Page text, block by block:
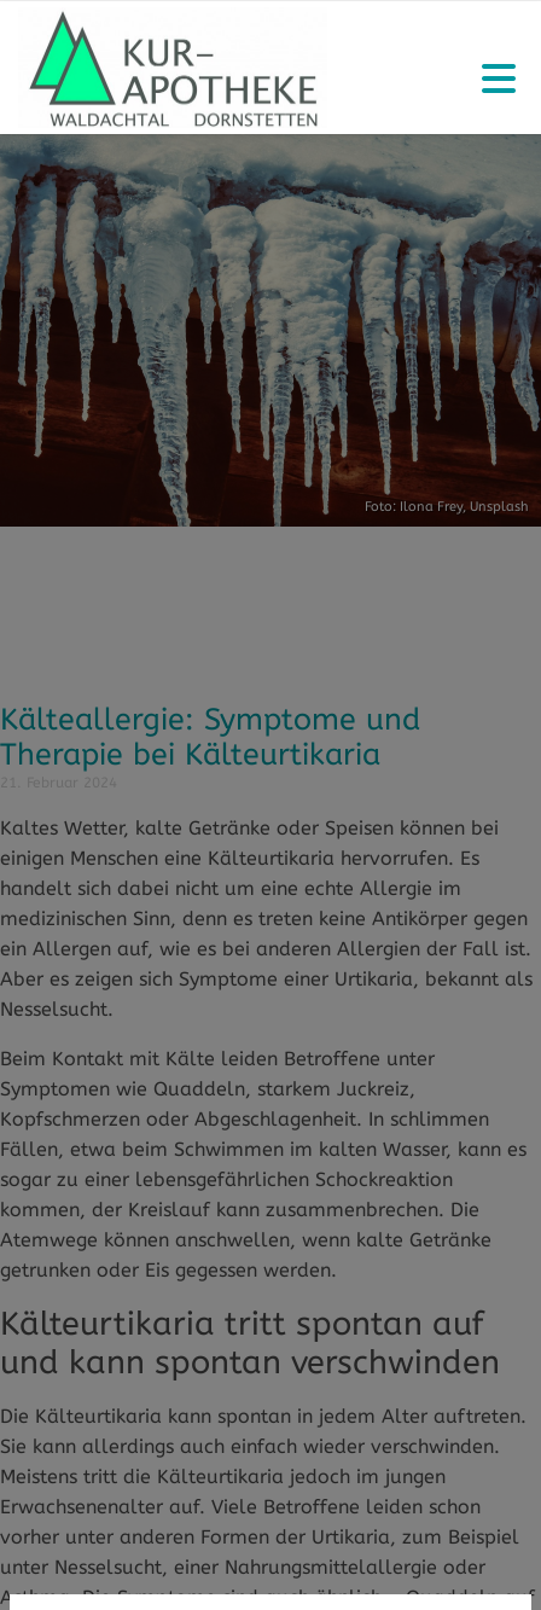
Foto: Ilona Frey,Unsplash
Kälteallergie: Symptome und
Therapie bei Kälteurtikaria
Kaltes Wetter, kalte Getränke oder Speisen können bei
einigen Menschen eine Kälteurtikaria hervorrufen. Es
handelt sich dabei nicht um eine echte Allergie im
medizinischen Sinn, denn es treten keine Antikörper gegen
ein Allergen auf, wie es bei anderen Allergien der Fall ist.
Aber es zeigen sich Symptome einer Urtikaria, bekannt als
Nesselsucht.
Beim Kontakt mit Kälte leiden Betroffene unter
Symptomen wie Quaddeln, starkem Juckreiz,
Kopfschmerzen oder Abgeschlagenheit. In schlimmen
Fällen, etwa beim Schwimmen im kalten Wasser, kann es
sogar zu einer lebensgefährlichen Schockreaktion
kommen, der Kreislauf kann zusammenbrechen. Die
Atemwege können anschwellen, wenn kalte Getränke
getrunken oder Eis gegessen werden.
Kälteurtikaria tritt spontan auf
und kann spontan verschwinden
Die Kälteurtikaria kann spontan in jedem Alter auftreten.
Sie kann allerdings auch einfach wieder verschwinden.
Meistens tritt die Kälteurtikaria jedoch im jungen
Erwachsenenalter auf. Viele Betroffene leiden schon
vorher unter anderen Formen der Urtikaria, zum Beispiel
unter Nesselsucht, einer Nahrungsmittelallergie oder
Asthma. Die Symptome sind auch ähnlich - Quaddeln auf